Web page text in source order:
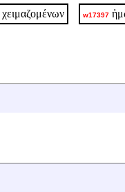
χειμαζομένων w17397